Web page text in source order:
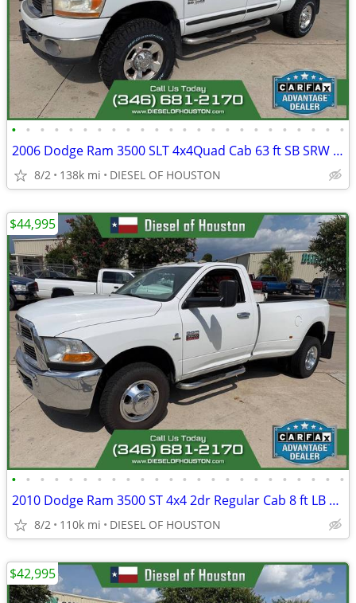
• • • • • • • • • • • • • • • • • • • • • • • •
2006 Dodge Ram 3500 SLT 4x4Quad Cab 63 ft SB SRW Pickup
8/2 138k mi DIESEL OF HOUSTON
• • • • • • • • • • • • • • • • • • • • • • • •
2010 Dodge Ram 3500 ST 4x4 2dr Regular Cab 8 ft LB DRW Pickup
8/2 110k mi DIESEL OF HOUSTON
$44,995
$42,995